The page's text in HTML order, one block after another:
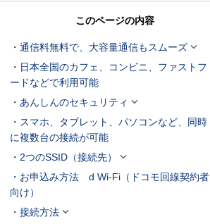
このページの内容
通信料無料で、大容量通信もスムーズ
日本全国のカフェ、コンビニ、ファストフ
ードなどで利用可能
あんしんのセキュリティ 
スマホ、タブレット、パソコンなど、同時
に複数台の接続が可能
2つのSSID（接続先） 
お申込み方法 d Wi-Fi（ドコモ回線契約者
向け）
接続方法